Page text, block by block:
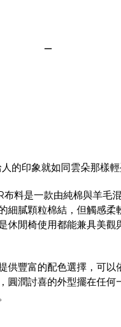
的印象就如同雲朵那樣輕
料是一款由純棉與羊毛
細膩顆粒棉結，但觸感柔
休閒椅使用都能兼具美觀
供豐富的配色選擇，可以
圓潤討喜的外型擺在任何